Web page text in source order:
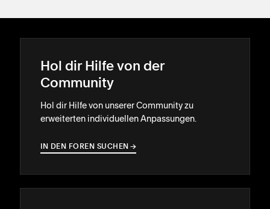
Hol dir Hilfe von der
Community
Hol dir Hilfe von unserer Community zu
erweiterten individuellen Anpassungen.
IN DEN FOREN SUCHEN →
→